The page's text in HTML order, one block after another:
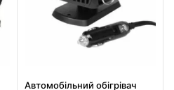
Автомобільний обігрівач